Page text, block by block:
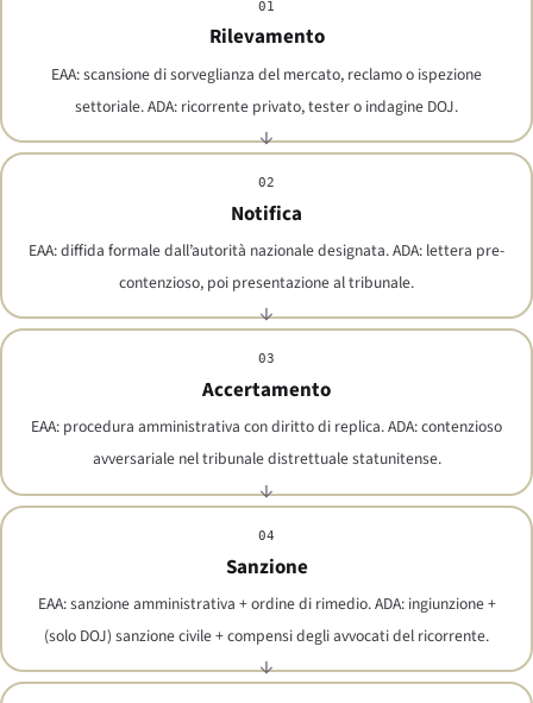
01
Rilevamento
EAA: scansione di sorveglianza del mercato, reclamo o ispezione
settoriale. ADA: ricorrente privato, tester o indagine DOJ.
02
Notifica
EAA: diffida formale dall’autorità nazionale designata. ADA: lettera pre-
contenzioso, poi presentazione al tribunale.
03
Accertamento
EAA: procedura amministrativa con diritto di replica. ADA: contenzioso
avversariale nel tribunale distrettuale statunitense.
04
Sanzione
EAA: sanzione amministrativa + ordine di rimedio. ADA: ingiunzione +
(solo DOJ) sanzione civile + compensi degli avvocati del ricorrente.